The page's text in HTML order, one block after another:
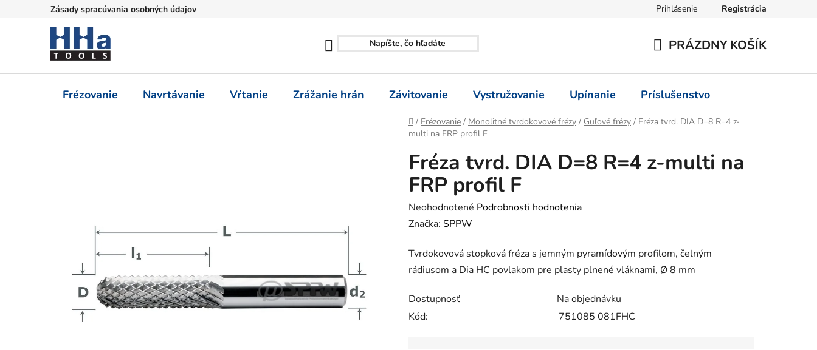
Zásady spracúvania osobných údajov Prihlásenie Registrácia
KOŠÍK
PRÁZDNY KOŠÍK
Frézovanie Navrtávanie Vŕtanie Zrážanie hrán Závitovanie Vystružovanie Upínanie Príslušenstvo
Domov
/ Frézovanie / Monolitné tvrdokovové frézy / Guľové frézy / Fréza tvrd. DIA D=8 R=4 z-
multi na FRP profil F
Fréza tvrd. DIA D=8 R=4 z-multi na
FRP profil F
Priemerné
hodnotenie
je
0,0
5
hviezdičiek.
Neohodnotené Podrobnosti hodnotenia
Značka: SPPW
Tvrdokovová stopková fréza s jemným pyramídovým profilom, čelným
rádiusom a Dia HC povlakom pre plasty plnené vláknami, Ø 8 mm
Dostupnosť
Na objednávku
Kód:
751085 081FHC